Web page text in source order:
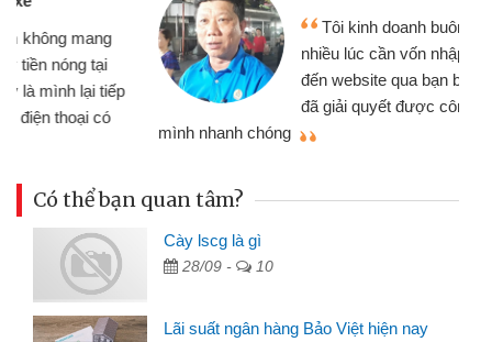
Tôi kinh doanh buôn bán nhỏ lẻ
nhiều lúc cần vốn nhập hàng, nhờ biết
đến website qua bạn bè giới thiệu tôi
đã giải quyết được công việc của
mình nhanh chóng
Có thể bạn quan tâm?
Cày lscg là gì
28/09 - 10
Lãi suất ngân hàng Bảo Việt hiện nay